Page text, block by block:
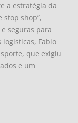
a estratégia da
stop shop”,
seguras para
logísticas, Fabio
que exigiu
e um